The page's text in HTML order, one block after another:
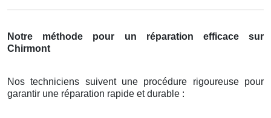
Notre méthode pour un réparation efficace sur
Chirmont
Nos techniciens suivent une procédure rigoureuse pour
garantir une réparation rapide et durable :